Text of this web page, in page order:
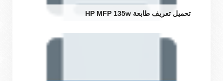
تحميل تعريف طابعة HP MFP 135w